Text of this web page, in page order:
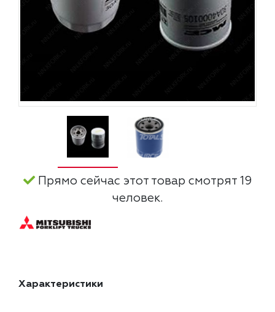
Прямо сейчас этот товар смотрят 19
человек.
Характеристики